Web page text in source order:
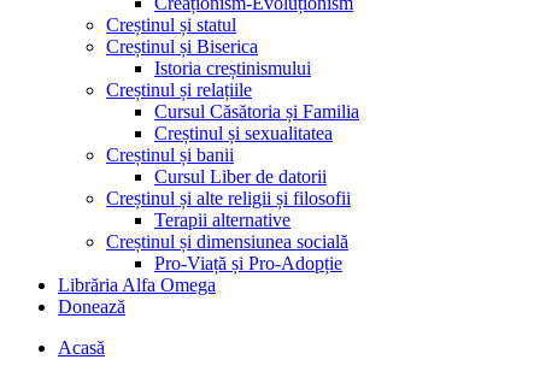
Creștinul și statul
Creștinul și Biserica
Istoria creștinismului
Creștinul și relațiile
Cursul Căsătoria și Familia
Creștinul și sexualitatea
Creștinul și banii
Cursul Liber de datorii
Creștinul și alte religii și filosofii
Terapii alternative
Creștinul și dimensiunea socială
Pro-Viață și Pro-Adopție
Librăria Alfa Omega
Donează
Acasă